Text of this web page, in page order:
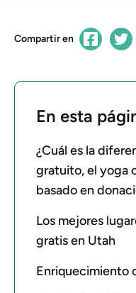
Compartir en
En esta
¿Cuál es la
gratuito, el yoga
basado en
Los mejores
gratis en Utah
Enriquecimiento